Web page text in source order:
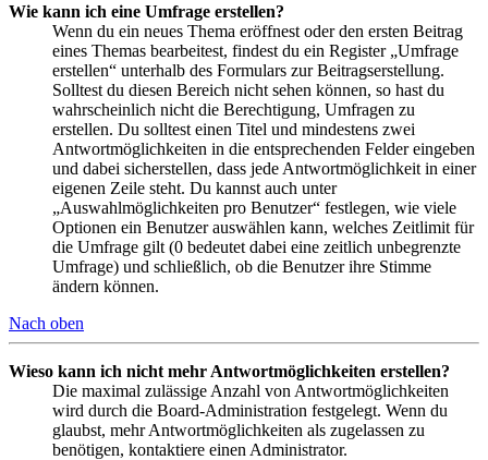
Wie kann ich eine Umfrage erstellen?
Wenn du ein neues Thema eröffnest oder den ersten Beitrag
eines Themas bearbeitest, findest du ein Register „Umfrage
erstellen“ unterhalb des Formulars zur Beitragserstellung.
Solltest du diesen Bereich nicht sehen können, so hast du
wahrscheinlich nicht die Berechtigung, Umfragen zu
erstellen. Du solltest einen Titel und mindestens zwei
Antwortmöglichkeiten in die entsprechenden Felder eingeben
und dabei sicherstellen, dass jede Antwortmöglichkeit in einer
eigenen Zeile steht. Du kannst auch unter
„Auswahlmöglichkeiten pro Benutzer“ festlegen, wie viele
Optionen ein Benutzer auswählen kann, welches Zeitlimit für
die Umfrage gilt (0 bedeutet dabei eine zeitlich unbegrenzte
Umfrage) und schließlich, ob die Benutzer ihre Stimme
ändern können.
Nach oben
Wieso kann ich nicht mehr Antwortmöglichkeiten erstellen?
Die maximal zulässige Anzahl von Antwortmöglichkeiten
wird durch die Board-Administration festgelegt. Wenn du
glaubst, mehr Antwortmöglichkeiten als zugelassen zu
benötigen, kontaktiere einen Administrator.